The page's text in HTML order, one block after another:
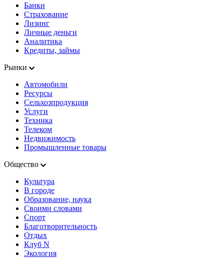
Банки
Страхование
Лизинг
Личные деньги
Аналитика
Кредиты, займы
Рынки
Автомобили
Ресурсы
Сельхозпродукция
Услуги
Техника
Телеком
Недвижимость
Промышленные товары
Общество
Культура
В городе
Образование, наука
Своими словами
Спорт
Благотворительность
Отдых
Клуб N
Экология